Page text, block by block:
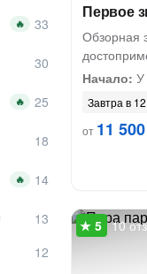
Первое
Обзорная
Начало: У
Завтра в
от 11
10
🔥
🔥
🔥